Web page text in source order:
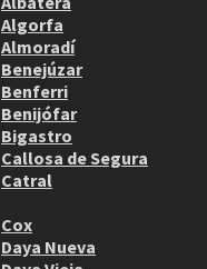
Algorfa
Almoradí
Benejúzar
Benferri
Benijófar
Bigastro
Callosa de Segura
Catral
Cox
Daya Nueva